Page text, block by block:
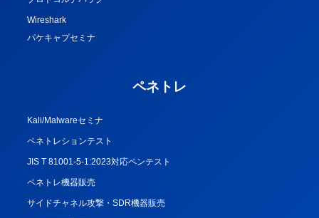
Wireshark
パケキャプセミナ
ペネトレ
Kali/Malwareセミナ
ペネトレションテスト
JIS T 81001-5-1:2023対応ペンテスト
ペネトレ機器販売
サイドチャネル攻撃・SDR機器販売